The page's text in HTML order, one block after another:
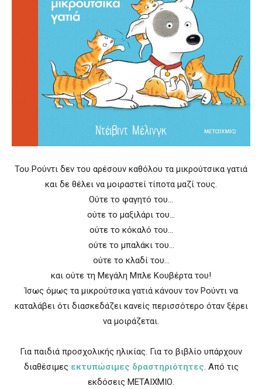
Του Ρούντι δεν του αρέσουν καθόλου τα µικρούτσικα γατιά
και δε θέλει να µοιραστεί τίποτα µαζί τους.
Ούτε το φαγητό του…
ούτε το µαξιλάρι του…
ούτε το κόκαλό του…
ούτε το µπαλάκι του…
ούτε το κλαδί του…
και ούτε τη Μεγάλη Μπλε Κουβέρτα του!
Ίσως όµως τα µικρούτσικα γατιά κάνουν τον Ρούντι να
καταλάβει ότι διασκεδάζει κανείς περισσότερο όταν ξέρει
να µοιράζεται.
Για παιδιά προσχολικής ηλικίας. Για το βιβλίο υπάρχουν
διαθέσιμες εκτυπώσιμες δραστηριότητες. Από τις
εκδόσεις ΜΕΤΑΙΧΜΙΟ.